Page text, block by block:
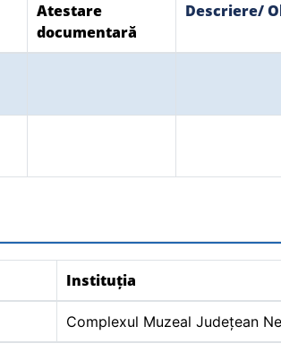
Atestare
documentară
Descriere/
Instituția
Complexul Muzeal Județean